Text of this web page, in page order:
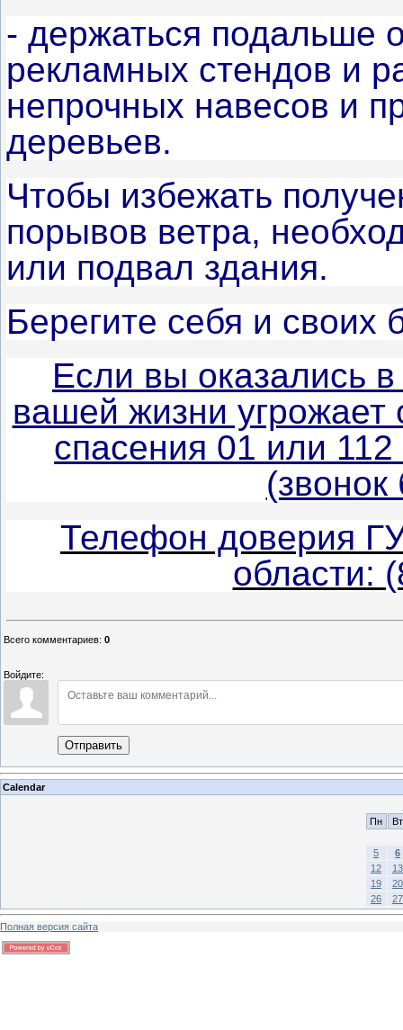
- держаться подальше
рекламных стендов и
непрочных навесов и
деревьев.
Чтобы избежать
порывов ветра,
или подвал здания.
Берегите себя и своих
Если вы оказались
вашей жизни угрожает
спасения 01 или
Телефон доверия
области:
Всего комментариев: 0
Войдите:
Отправить
Calendar
Пн
Вт
5
6
12
13
19
20
26
27
Полная версия сайта